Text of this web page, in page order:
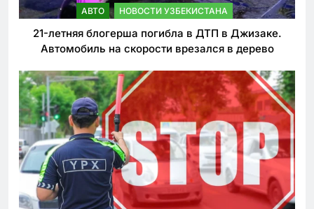
АВТО НОВОСТИ УЗБЕКИСТАНА
21-летняя блогерша погибла в ДТП в Джизаке.
Автомобиль на скорости врезался в дерево